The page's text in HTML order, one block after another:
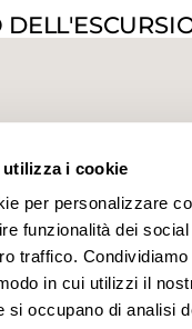
i cookie
per personalizzare
funzionalità dei
traffico. Condividiamo
in cui utilizzi il
si occupano di analisi